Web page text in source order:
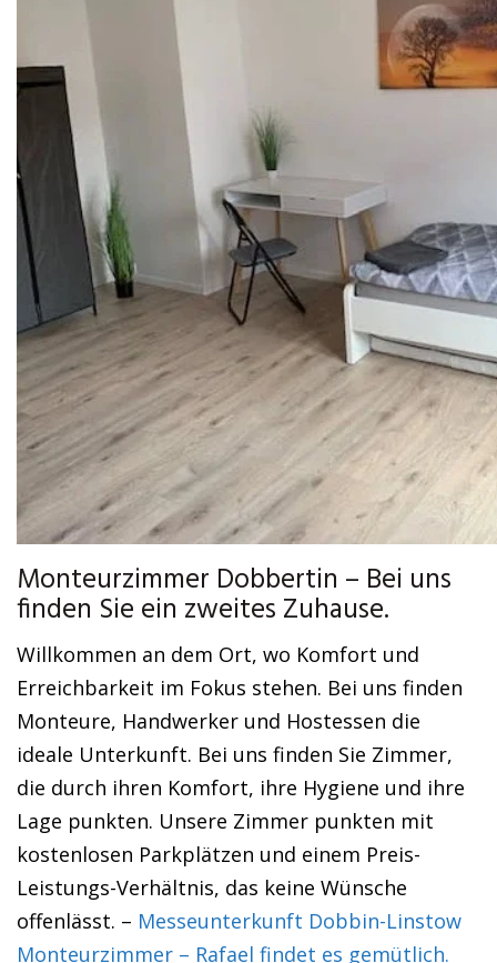
Monteurzimmer Dobbertin – Bei uns
finden Sie ein zweites Zuhause.
Willkommen an dem Ort, wo Komfort und
Erreichbarkeit im Fokus stehen. Bei uns finden
Monteure, Handwerker und Hostessen die
ideale Unterkunft. Bei uns finden Sie Zimmer,
die durch ihren Komfort, ihre Hygiene und ihre
Lage punkten. Unsere Zimmer punkten mit
kostenlosen Parkplätzen und einem Preis-
Leistungs-Verhältnis, das keine Wünsche
offenlässt. – Messeunterkunft Dobbin-Linstow
Monteurzimmer – Rafael findet es gemütlich.